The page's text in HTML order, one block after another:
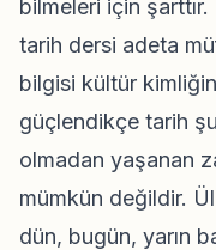
bilmeleri için
tarih dersi adeta
bilgisi kültür
güçlendikçe tarih
olmadan yaşanan
mümkün değildir.
dün, bugün, yarın